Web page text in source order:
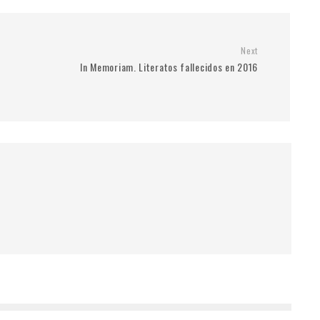
Next
In Memoriam. Literatos fallecidos en 2016